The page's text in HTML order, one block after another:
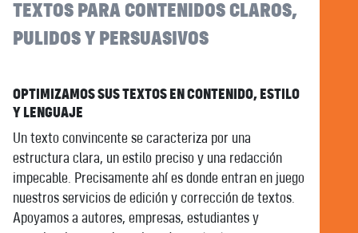
TEXTOS PARA CONTENIDOS CLAROS,
PULIDOS Y PERSUASIVOS
OPTIMIZAMOS SUS TEXTOS EN CONTENIDO, ESTILO
Y LENGUAJE
Un texto convincente se caracteriza por una
estructura clara, un estilo preciso y una redacción
impecable. Precisamente ahí es donde entran en juego
nuestros servicios de edición y corrección de textos.
Apoyamos a autores, empresas, estudiantes y